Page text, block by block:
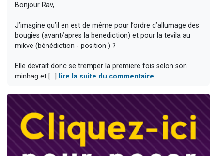
Bonjour Rav,
J’imagine qu’il en est de même pour l’ordre d’allumage des
bougies (avant/apres la benediction) et pour la tevila au
mikve (bénédiction - position ) ?
Elle devrait donc se tremper la premiere fois selon son
minhag et [...]
lire la suite du commentaire